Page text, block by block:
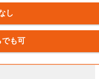
し
でも可